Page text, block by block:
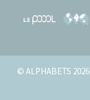
© ALPHABETS 2026